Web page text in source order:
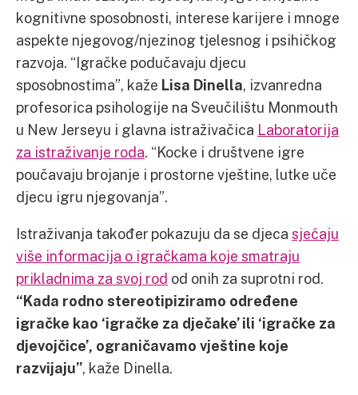
kognitivne sposobnosti, interese karijere i mnoge
aspekte njegovog/njezinog tjelesnog i psihičkog
razvoja. “Igračke podučavaju djecu
sposobnostima”, kaže Lisa Dinella, izvanredna
profesorica psihologije na Sveučilištu Monmouth
u New Jerseyu i glavna istraživačica Laboratorija
za istraživanje roda. “Kocke i društvene igre
poučavaju brojanje i prostorne vještine, lutke uče
djecu igru njegovanja”.
Istraživanja također pokazuju da se djeca sjećaju
više informacija o igračkama koje smatraju
prikladnima za svoj rod od onih za suprotni rod.
“Kada rodno stereotipiziramo određene
igračke kao ‘igračke za dječake’ ili ‘igračke za
djevojčice’, ograničavamo vještine koje
razvijaju”, kaže Dinella.